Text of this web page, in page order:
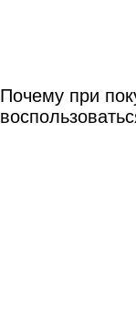
Почему при